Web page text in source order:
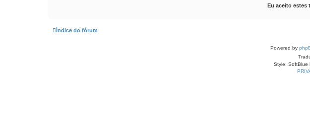
Índice do fórum
Powered by
Style: SoftBlue